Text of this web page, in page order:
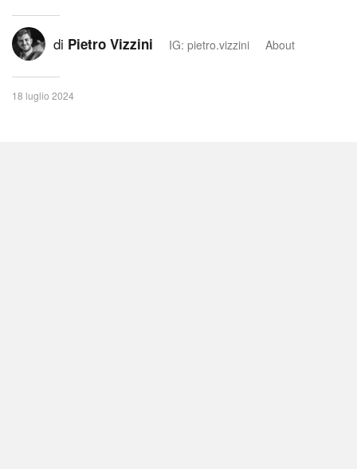
di Pietro Vizzini IG: pietro.vizzini About
18 luglio 2024